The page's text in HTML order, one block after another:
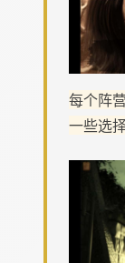
每个阵
一些选